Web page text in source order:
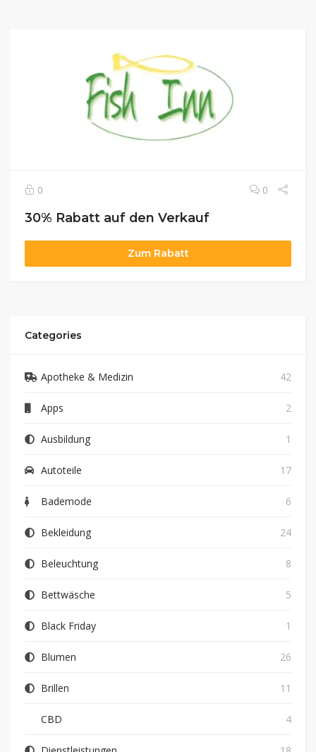
0 0
30% Rabatt auf den Verkauf
Zum Rabatt
Categories
Apotheke & Medizin 42
Apps 2
Ausbildung 1
Autoteile 17
Bademode 6
Bekleidung 24
Beleuchtung 8
Bettwäsche 5
Black Friday 1
Blumen 26
Brillen 11
CBD 4